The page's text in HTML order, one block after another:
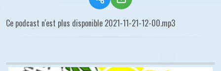
Ce podcast n'est plus disponible 2021-11-21-12-00.mp3